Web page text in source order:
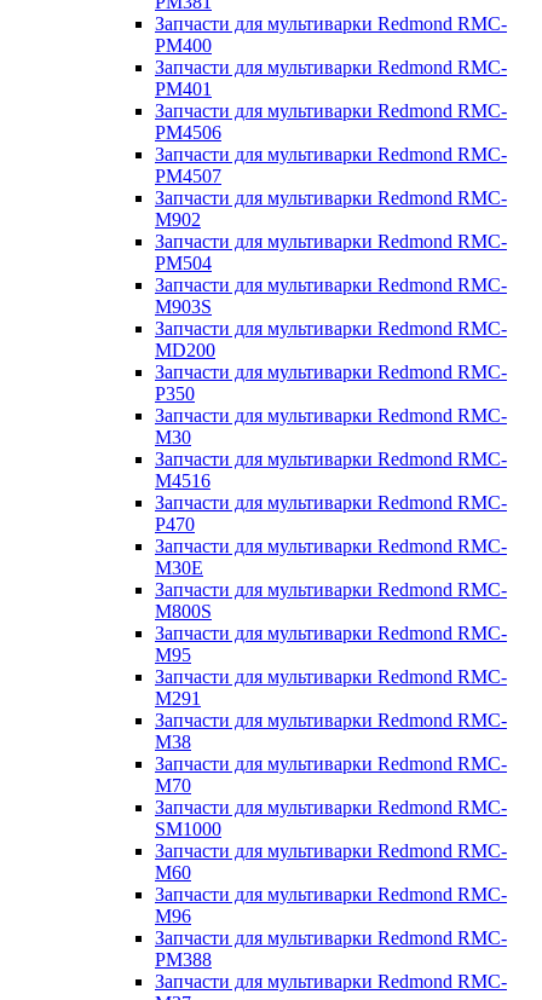
Запчасти для мультиварки Redmond RMC-
PM400
Запчасти для мультиварки Redmond RMC-
PM401
Запчасти для мультиварки Redmond RMC-
PM4506
Запчасти для мультиварки Redmond RMC-
PM4507
Запчасти для мультиварки Redmond RMC-
M902
Запчасти для мультиварки Redmond RMC-
PM504
Запчасти для мультиварки Redmond RMC-
M903S
Запчасти для мультиварки Redmond RMC-
MD200
Запчасти для мультиварки Redmond RMC-
P350
Запчасти для мультиварки Redmond RMC-
M30
Запчасти для мультиварки Redmond RMC-
M4516
Запчасти для мультиварки Redmond RMC-
P470
Запчасти для мультиварки Redmond RMC-
M30E
Запчасти для мультиварки Redmond RMC-
M800S
Запчасти для мультиварки Redmond RMC-
M95
Запчасти для мультиварки Redmond RMC-
M291
Запчасти для мультиварки Redmond RMC-
M38
Запчасти для мультиварки Redmond RMC-
M70
Запчасти для мультиварки Redmond RMC-
SM1000
Запчасти для мультиварки Redmond RMC-
M60
Запчасти для мультиварки Redmond RMC-
M96
Запчасти для мультиварки Redmond RMC-
PM388
Запчасти для мультиварки Redmond RMC-